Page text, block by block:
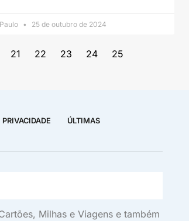
25 de outubro de 2024
21 22 23 24 25
PRIVACIDADE ÚLTIMAS
Milhas e Viagens e também